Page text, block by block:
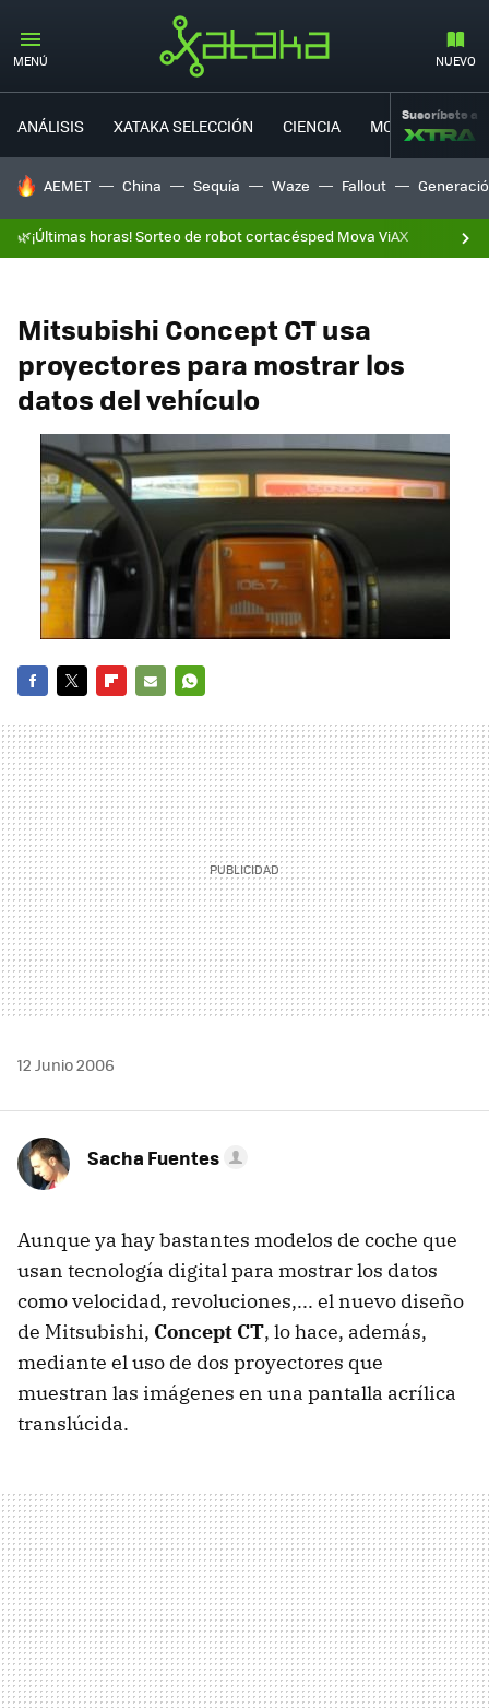
MENÚ NUEVO
ANÁLISIS XATAKA SELECCIÓN CIENCIA MOVILIDAD
Suscríbete a
HOY SE HABLA DE
AEMET China Sequía Waze Fallout
🌿¡Últimas horas! Sorteo de robot cortacésped Mova ViAX
Mitsubishi Concept CT usa
proyectores para mostrar los
datos del vehículo
MAIL
12 Junio 2006
Sacha Fuentes
Aunque ya hay bastantes modelos de coche que
usan tecnología digital para mostrar los datos
como velocidad, revoluciones,... el nuevo diseño
de Mitsubishi, Concept CT, lo hace, además,
mediante el uso de dos proyectores que
muestran las imágenes en una pantalla acrílica
translúcida.